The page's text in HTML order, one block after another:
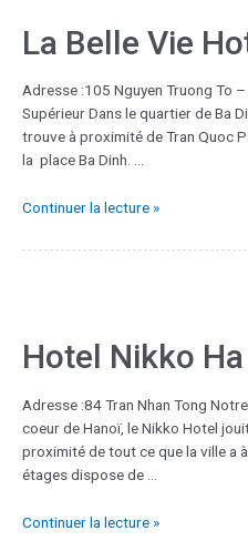
La Belle Vie
Adresse :105 Nguyen Truong To
Supérieur Dans le quartier de Ba
trouve à proximité de Tran Quoc
la place Ba Dinh. …
Continuer la lecture »
Hotel Nikko
Adresse :84 Tran Nhan Tong
coeur de Hanoï, le Nikko Hotel
proximité de tout ce que la ville a
étages dispose de …
Continuer la lecture »